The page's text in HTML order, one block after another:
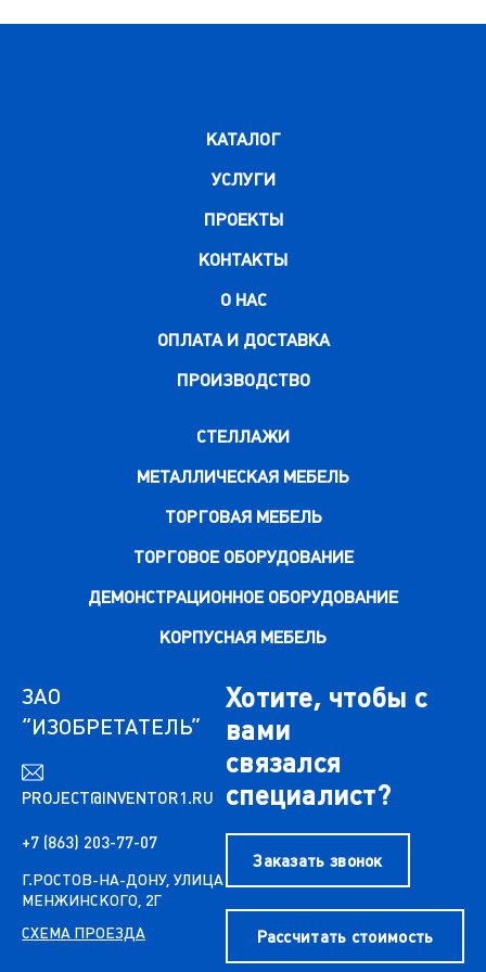
КАТАЛОГ
УСЛУГИ
ПРОЕКТЫ
КОНТАКТЫ
О НАС
ОПЛАТА И ДОСТАВКА
ПРОИЗВОДСТВО
СТЕЛЛАЖИ
МЕТАЛЛИЧЕСКАЯ МЕБЕЛЬ
ТОРГОВАЯ МЕБЕЛЬ
ТОРГОВОЕ ОБОРУДОВАНИЕ
ДЕМОНСТРАЦИОННОЕ ОБОРУДОВАНИЕ
КОРПУСНАЯ МЕБЕЛЬ
ЗАО
“ИЗОБРЕТАТЕЛЬ”
PROJECT@INVENTOR1.RU
+7 (863) 203-77-07
Г.РОСТОВ-НА-ДОНУ, УЛИЦА
МЕНЖИНСКОГО, 2Г
СХЕМА ПРОЕЗДА
Хотите, чтобы с
вами
связался
специалист?
Заказать звонок
Рассчитать стоимость